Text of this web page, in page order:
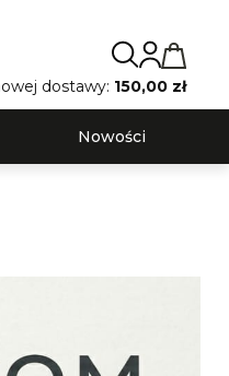
dostawy: 150,00 zł
Nowości